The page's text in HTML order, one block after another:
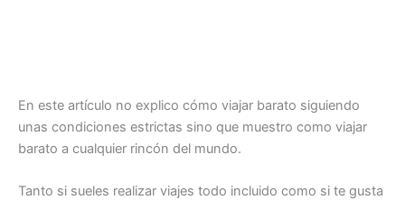
En este artículo no explico cómo viajar barato siguiendo
unas condiciones estrictas sino que muestro como viajar
barato a cualquier rincón del mundo.
Tanto si sueles realizar viajes todo incluido como si te gusta